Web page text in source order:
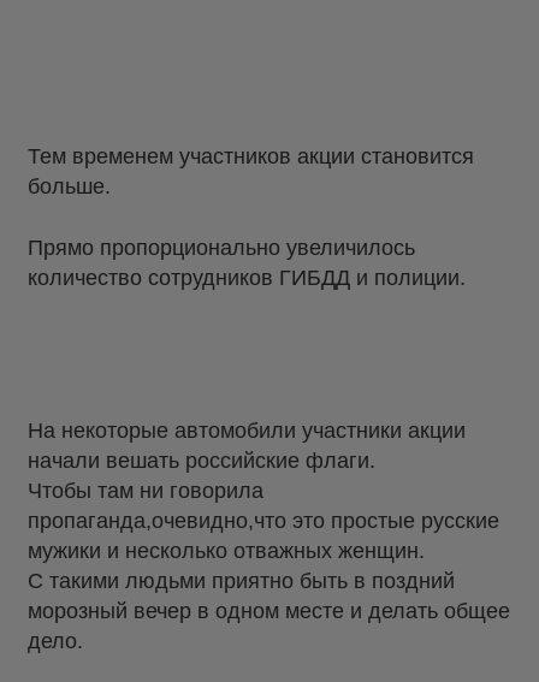
Тем временем участников акции становится
больше.
Прямо пропорционально увеличилось
количество сотрудников ГИБДД и полиции.
На некоторые автомобили участники акции
начали вешать российские флаги.
Чтобы там ни говорила
пропаганда,очевидно,что это простые русские
мужики и несколько отважных женщин.
С такими людьми приятно быть в поздний
морозный вечер в одном месте и делать общее
дело.